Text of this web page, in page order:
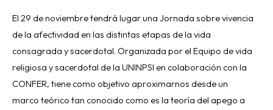
El 29 de noviembre tendrá lugar una Jornada sobre vivencia
de la afectividad en las distintas etapas de la vida
consagrada y sacerdotal. Organizada por el Equipo de vida
religiosa y sacerdotal de la UNINPSI en colaboración con la
CONFER, tiene como objetivo aproximarnos desde un
marco teórico tan conocido como es la teoría del apego a